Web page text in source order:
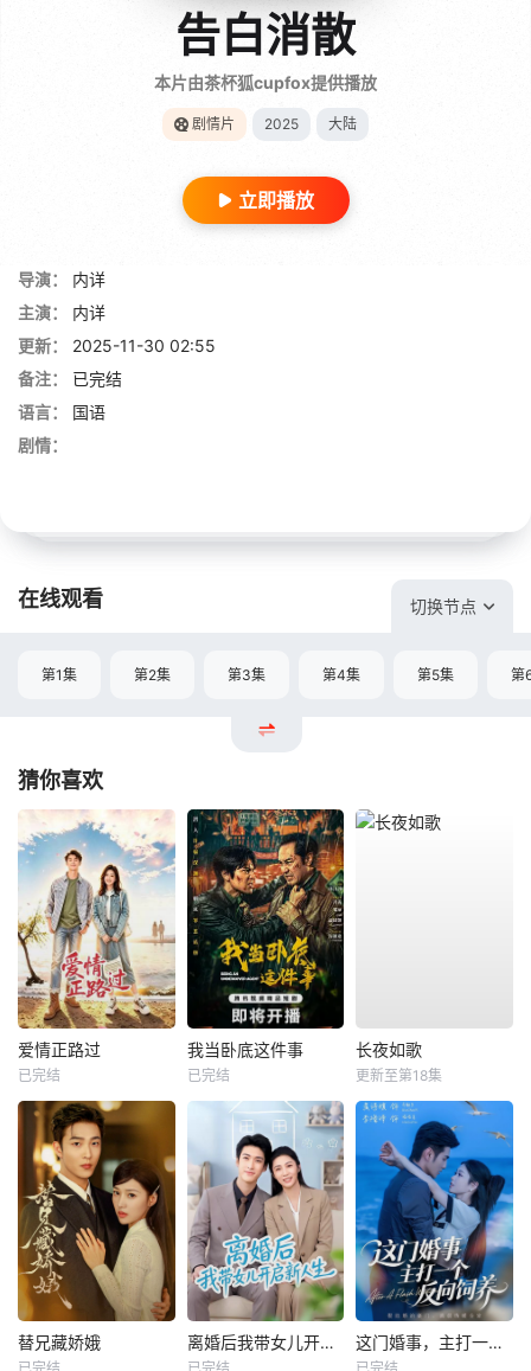
告白消散
本片由茶杯狐cupfox提供播放
剧情片 2025 大陆
立即播放
导演：
内详
主演：
内详
更新：
2025-11-30 02:55
备注：
已完结
语言：
国语
剧情：
在线观看 切换节点
第1集 第2集 第3集 第4集 第5集 第
猜你喜欢
爱情正路过
已完结
我当卧底这件事
已完结
长夜如歌
更新至第18集
替兄藏娇娥 离婚后我带女儿开启新人生 这门婚事，主打一个反向饲养